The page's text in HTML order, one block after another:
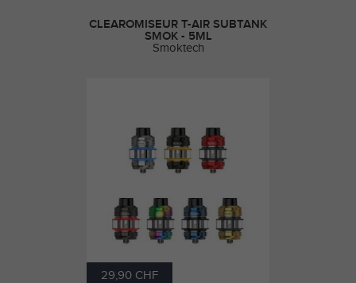
CLEAROMISEUR T-AIR SUBTANK
SMOK - 5ML
Smoktech
29,90 CHF